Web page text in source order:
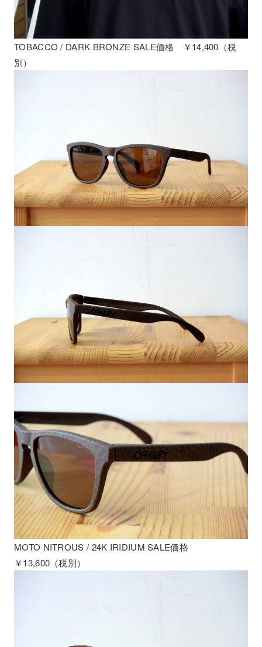
TOBACCO / DARK BRONZE SALE価格 ￥14,400（税
別）
MOTO NITROUS / 24K IRIDIUM SALE価格
￥13,600（税別）